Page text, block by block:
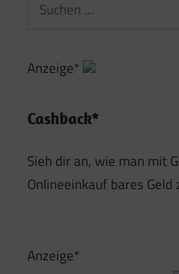
Anzeige*
Cashback*
Sieh dir an, wie man mit
Onlineeinkauf bares
Anzeige*